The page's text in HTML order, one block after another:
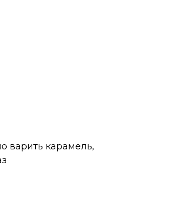
варить карамель,